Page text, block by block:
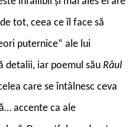
tot, ceea ce îl face să
puternice“ ale lui
detalii, iar poemul său Râul
care se întâlnesc ceva
accente ca ale